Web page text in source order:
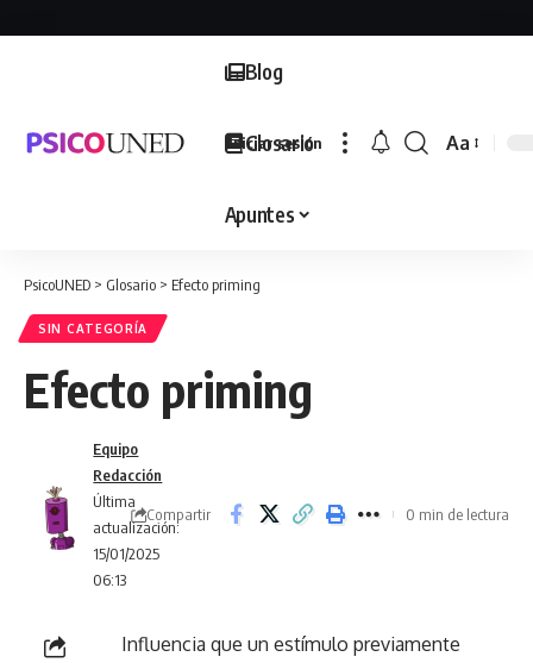
Blog
Glosario
Apuntes
Iniciar sesión
Font
Aa
PsicoUNED > Glosario > Efecto priming
SIN CATEGORÍA
Efecto priming
Última
actualización:
15/01/2025
06:13
Equipo
Redacción
Compartir 0 min de lectura
Influencia que un estímulo previamente